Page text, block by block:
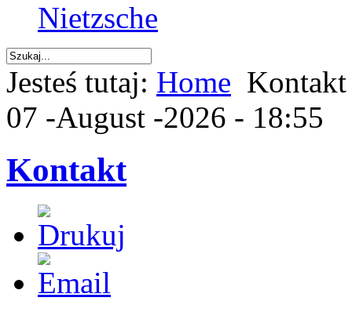
Nietzsche
Jesteś tutaj: Home Kontakt
07 -August -2026 - 18:55
Kontakt